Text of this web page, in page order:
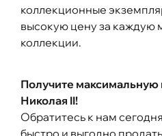
коллекционные
высокую цену за каждую
коллекции.
Получите максимальную
Николая II!
Обратитесь к нам